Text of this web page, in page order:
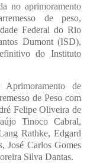
no aprimoramento
de peso,
Federal do Rio
Dumont (ISD),
do Instituto
de
de Peso com
Felipe Oliveira de
Tinoco Cabral,
Rathke, Edgard
José Carlos Gomes
Silva Dantas.